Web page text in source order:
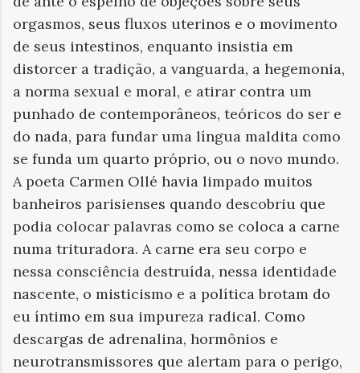
orgasmos, seus fluxos uterinos e o movimento
de seus intestinos, enquanto insistia em
distorcer a tradição, a vanguarda, a hegemonia,
a norma sexual e moral, e atirar contra um
punhado de contemporâneos, teóricos do ser e
do nada, para fundar uma língua maldita como
se funda um quarto próprio, ou o novo mundo.
A poeta Carmen Ollé havia limpado muitos
banheiros parisienses quando descobriu que
podia colocar palavras como se coloca a carne
numa trituradora. A carne era seu corpo e
nessa consciência destruída, nessa identidade
nascente, o misticismo e a política brotam do
eu íntimo em sua impureza radical. Como
descargas de adrenalina, hormônios e
neurotransmissores que alertam para o perigo,